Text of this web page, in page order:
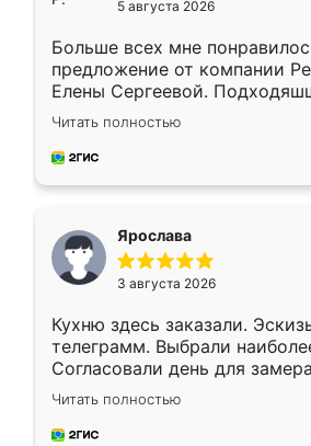
5 августа 2026
Больше всех мне
предложение от компании
Елены Сергеевой.
короткие сроки
для замера сотрудник
предложил по моему эскизу
Читать полностью
Ярослава
3 августа 2026
Кухню здесь заказали.
телеграмм. Выбрали
Согласовали день для
недели кухня была уже
довольны работой. Спасибо
мебель за качественную
Читать полностью